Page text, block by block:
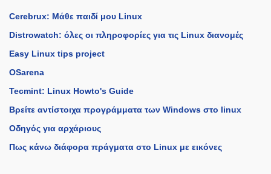
Cerebrux: Μάθε παιδί μου Linux
Distrowatch: όλες οι πληροφορίες για τις Linux διανομές
Easy Linux tips project
OSarena
Tecmint: Linux Howto's Guide
Βρείτε αντίστοιχα προγράμματα των Windows στο linux
Οδηγός για αρχάριους
Πως κάνω διάφορα πράγματα στο Linux με εικόνες